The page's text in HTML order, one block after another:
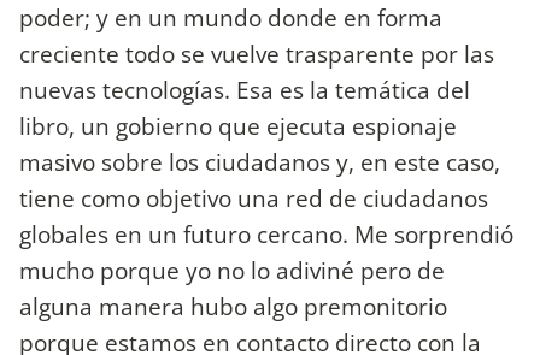
poder; y en un mundo donde en forma
creciente todo se vuelve trasparente por las
nuevas tecnologías. Esa es la temática del
libro, un gobierno que ejecuta espionaje
masivo sobre los ciudadanos y, en este caso,
tiene como objetivo una red de ciudadanos
globales en un futuro cercano. Me sorprendió
mucho porque yo no lo adiviné pero de
alguna manera hubo algo premonitorio
porque estamos en contacto directo con la